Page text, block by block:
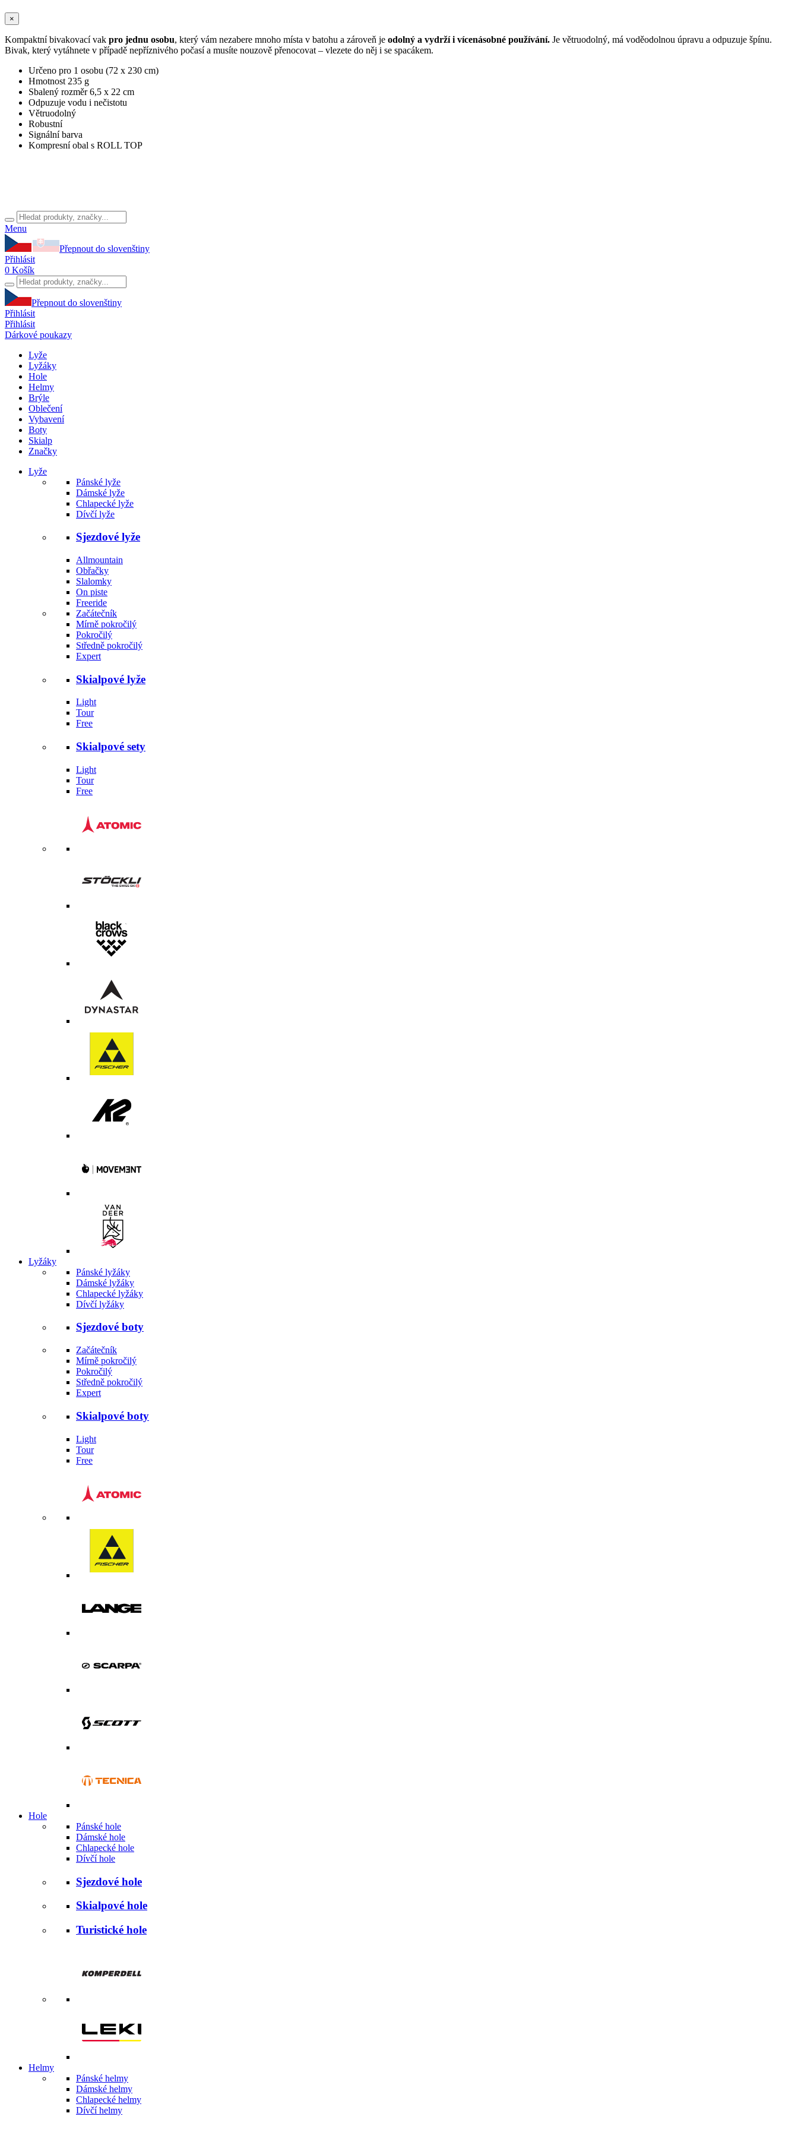
×
Kompaktní bivakovací vak pro jednu osobu, který vám nezabere mnoho místa v batohu a zároveň je odolný a vydrží i vícenásobné používání. Je větruodolný, má voděodolnou úpravu a odpuzuje špínu.
Bivak, který vytáhnete v případě nepříznivého počasí a musíte nouzově přenocovat – vlezete do něj i se spacákem.
Určeno pro 1 osobu (72 x 230 cm)
Hmotnost 235 g
Sbalený rozměr 6,5 x 22 cm
Odpuzuje vodu i nečistotu
Větruodolný
Robustní
Signální barva
Kompresní obal s ROLL TOP
Menu
Přepnout do slovenštiny
Přihlásit
0 Košík
Přepnout do slovenštiny
Přihlásit
Přihlásit
Dárkové poukazy
Lyže
Lyžáky
Hole
Helmy
Brýle
Oblečení
Vybavení
Boty
Skialp
Značky
Lyže
Pánské lyže
Dámské lyže
Chlapecké lyže
Dívčí lyže
Sjezdové lyže
Allmountain
Obřačky
Slalomky
On piste
Freeride
Začátečník
Mírně pokročilý
Pokročilý
Středně pokročilý
Expert
Skialpové lyže
Light
Tour
Free
Skialpové sety
Light
Tour
Free
Lyžáky
Pánské lyžáky
Dámské lyžáky
Chlapecké lyžáky
Dívčí lyžáky
Sjezdové boty
Začátečník
Mírně pokročilý
Pokročilý
Středně pokročilý
Expert
Skialpové boty
Light
Tour
Free
Hole
Pánské hole
Dámské hole
Chlapecké hole
Dívčí hole
Sjezdové hole
Skialpové hole
Turistické hole
Helmy
Pánské helmy
Dámské helmy
Chlapecké helmy
Dívčí helmy